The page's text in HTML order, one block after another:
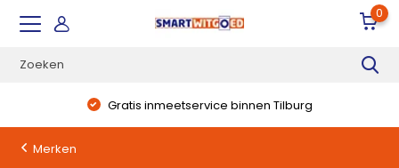
0
Gratis inmeetservice binnen Tilburg
Merken